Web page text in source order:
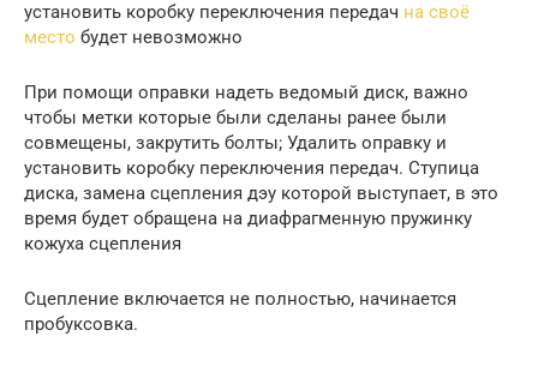
установить коробку переключения передач на своё
место будет невозможно
При помощи оправки надеть ведомый диск, важно
чтобы метки которые были сделаны ранее были
совмещены, закрутить болты; Удалить оправку и
установить коробку переключения передач. Ступица
диска, замена сцепления дэу которой выступает, в это
время будет обращена на диафрагменную пружинку
кожуха сцепления
Сцепление включается не полностью, начинается
пробуксовка.